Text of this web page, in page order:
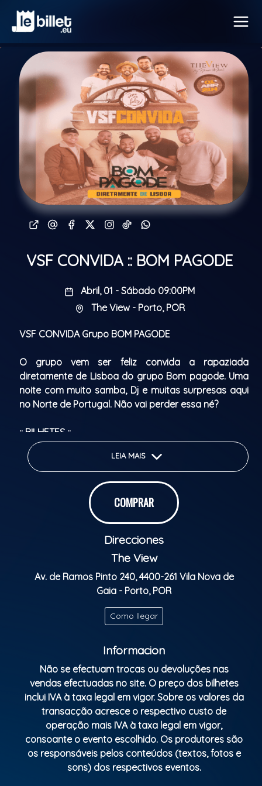
VSF CONVIDA :: BOM PAGODE
Abril, 01 - Sábado 09:00PM
The View - Porto, POR
VSF CONVIDA Grupo BOM PAGODE
O grupo vem ser feliz convida a rapaziada
diretamente de Lisboa do grupo Bom pagode. Uma
noite com muito samba, Dj e muitas surpresas aqui
no Norte de Portugal. Não vai perder essa né?
:: BILHETES ::
€ c/ 1 fino (com desconto promocional)
€ c/ 1 fino
*** PROMOÇÃO PARA ANIVERSARIANTES ***
Clasificación Indicativa: M/16
LEIA MAIS
COMPRAR
Direcciones
The View
Av. de Ramos Pinto 240, 4400-261 Vila Nova de
Gaia - Porto, POR
Como llegar
Informacion
Não se efectuam trocas ou devoluções nas
vendas efectuadas no site. O preço dos bilhetes
inclui IVA à taxa legal em vigor. Sobre os valores da
transacção acresce o respectivo custo de
operação mais IVA à taxa legal em vigor,
consoante o evento escolhido. Os produtores são
os responsáveis pelos conteúdos (textos, fotos e
sons) dos respectivos eventos.